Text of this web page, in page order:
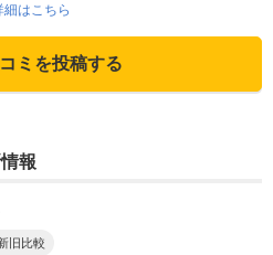
はこちら
ミを投稿する
報
旧比較